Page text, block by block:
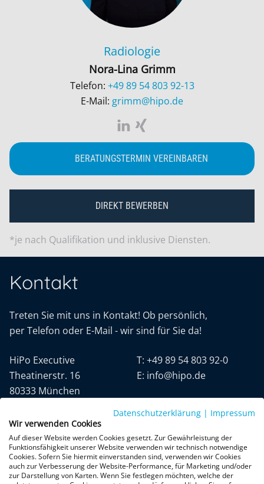
Radiologie
Nora-Lina Grimm
Telefon: +49 89 54 803 92-13
E-Mail: grimm@hipo.de
BERATUNGSTERMIN VEREINBAREN
DIREKT BEWERBEN
*je nach Qualifikation und inklusive Diensten.
Kontakt
Treten Sie mit uns in Kontakt! Ob persönlich,
per Telefon oder E-Mail - wir sind für Sie da!
HiPo Executive
Theatinerstr. 16
80333 München
T: +49 89 54 803 92-0
E: info@hipo.de
Datenschutz AGB Impressum
Datenschutzerklärung | Impressum
Wir verwenden Cookies
Auf dieser Website werden Cookies gesetzt. Zur Gewährleistung der
Funktionsfähigkeit unserer Website verwenden wir technisch notwendige
Cookies. Sofern Sie hiermit einverstanden sind, verwenden wir Cookies
auch zur Verbesserung der Website-Performance, für Marketing und/oder
zur Darstellung von Karten. Wenn Sie festlegen möchten, welche der